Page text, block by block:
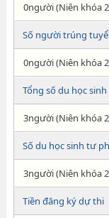
0người (Niên khóa
Số người trúng
0người (Niên khóa
Tổng số du học
3người (Niên khóa
Số du học sinh tư
3người (Niên khóa
Tiền đăng ký dự thi